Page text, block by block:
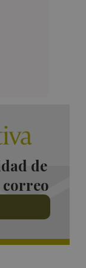
de
correo